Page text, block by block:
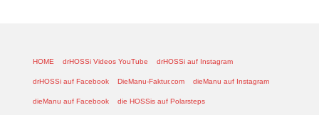
HOME drHOSSi Videos YouTube drHOSSi auf Instagram
drHOSSi auf Facebook DieManu-Faktur.com dieManu auf Instagram
dieManu auf Facebook die HOSSis auf Polarsteps